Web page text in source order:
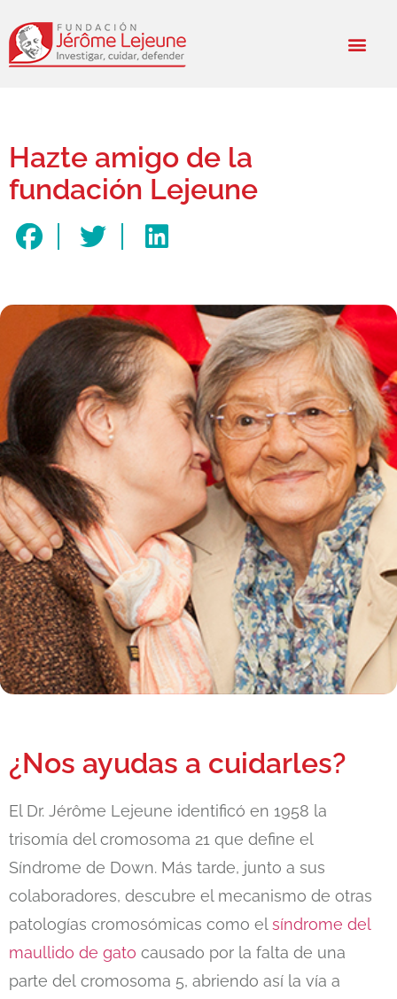
Hazte amigo de la
fundación Lejeune
¿Nos ayudas a cuidarles?
El Dr. Jérôme Lejeune identificó en 1958 la
trisomía del cromosoma 21 que define el
Síndrome de Down. Más tarde, junto a sus
colaboradores, descubre el mecanismo de otras
patologías cromosómicas como elsíndrome del
maullido de gato causado por la falta de una
parte del cromosoma 5, abriendo así la vía a